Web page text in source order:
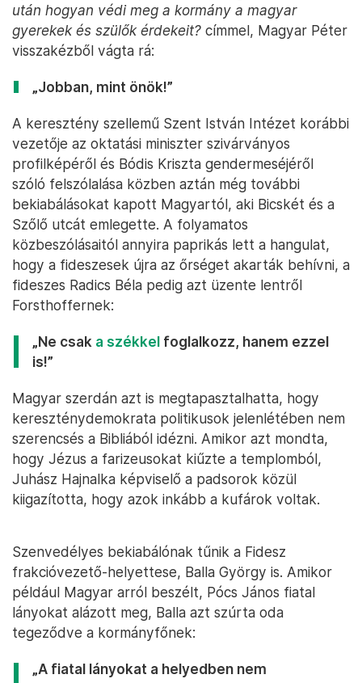
után hogyan védi meg a kormány a magyar
gyerekek és szülők érdekeit? címmel, Magyar Péter
visszakézből vágta rá:
„Jobban, mint önök!”
A keresztény szellemű Szent István Intézet korábbi
vezetője az oktatási miniszter szivárványos
profilképéről és Bódis Kriszta gendermeséjéről
szóló felszólalása közben aztán még további
bekiabálásokat kapott Magyartól, aki Bicskét és a
Szőlő utcát emlegette. A folyamatos
közbeszólásaitól annyira paprikás lett a hangulat,
hogy a fideszesek újra az őrséget akarták behívni, a
fideszes Radics Béla pedig azt üzente lentről
Forsthoffernek:
„Ne csak a székkel foglalkozz, hanem ezzel
is!”
Magyar szerdán azt is megtapasztalhatta, hogy
kereszténydemokrata politikusok jelenlétében nem
szerencsés a Bibliából idézni. Amikor azt mondta,
hogy Jézus a farizeusokat kiűzte a templomból,
Juhász Hajnalka képviselő a padsorok közül
kiigazította, hogy azok inkább a kufárok voltak.
Szenvedélyes bekiabálónak tűnik a Fidesz
frakcióvezető-helyettese, Balla György is. Amikor
például Magyar arról beszélt, Pócs János fiatal
lányokat alázott meg, Balla azt szúrta oda
tegeződve a kormányfőnek:
„A fiatal lányokat a helyedben nem